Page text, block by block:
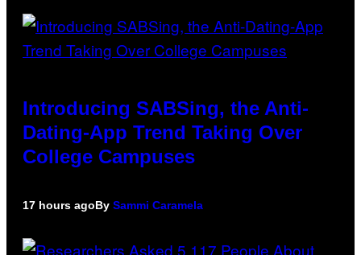
Introducing SABSing, the Anti-
Dating-App Trend Taking Over
College Campuses
17 hours agoBy Sammi Caramela